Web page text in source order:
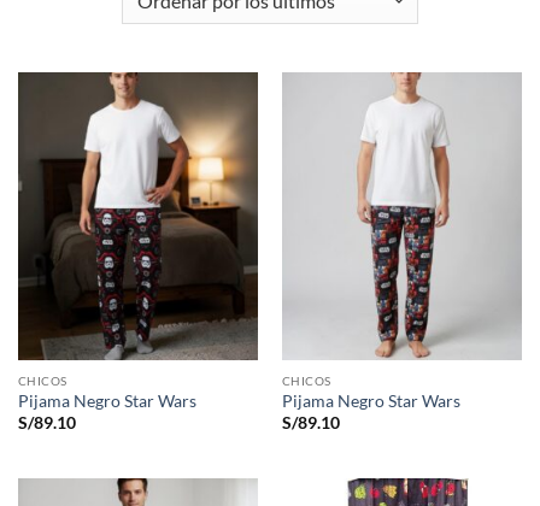
CHICOS
Pijama Negro Star Wars
S/89.10
CHICOS
Pijama Negro Star Wars
S/89.10